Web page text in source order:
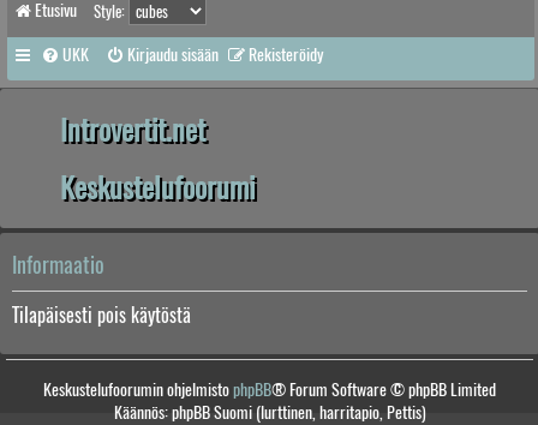
Etusivu Style:
UKK Kirjaudu sisään Rekisteröidy
Introvertit.net
Keskustelufoorumi
Informaatio
Tilapäisesti pois käytöstä
Keskustelufoorumin ohjelmistophpBB® Forum Software © phpBB Limited
Käännös: phpBB Suomi (lurttinen, harritapio, Pettis)